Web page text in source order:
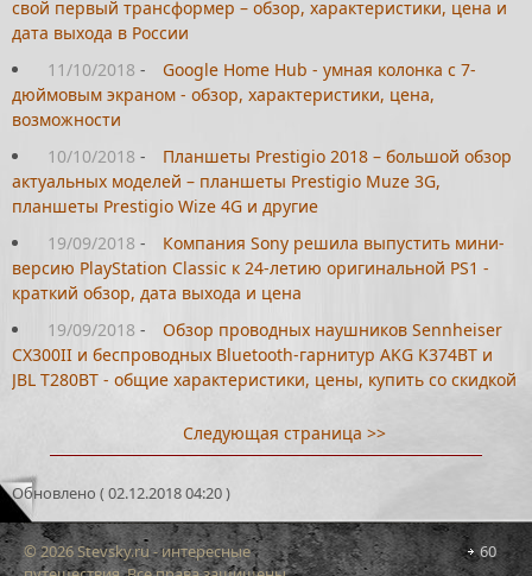
свой первый трансформер – обзор, характеристики, цена и
дата выхода в России
11/10/2018 -
Google Home Hub - умная колонка с 7-
дюймовым экраном - обзор, характеристики, цена,
возможности
10/10/2018 -
Планшеты Prestigio 2018 – большой обзор
актуальных моделей – планшеты Prestigio Muze 3G,
планшеты Prestigio Wize 4G и другие
19/09/2018 -
Компания Sony решила выпустить мини-
версию PlayStation Classic к 24-летию оригинальной PS1 -
краткий обзор, дата выхода и цена
19/09/2018 -
Обзор проводных наушников Sennheiser
CX300II и беспроводных Bluetooth-гарнитур AKG K374BT и
JBL T280BT - общие характеристики, цены, купить со скидкой
Следующая страница >>
Обновлено ( 02.12.2018 04:20 )
60
© 2026 Stevsky.ru - интересные